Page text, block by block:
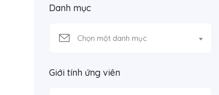
Danh mục
Chọn một danh mục
Giới tính ứng viên